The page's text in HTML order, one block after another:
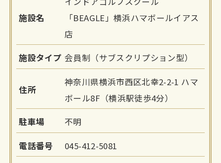
施設名
「BEAGLE」横浜ハマボールイアス
店
施設タイプ 会員制（サブスクリプション型）
住所
神奈川県横浜市西区北幸2-2-1 ハマ
ボール8F（横浜駅徒歩4分）
駐車場 不明
電話番号 045-412-5081